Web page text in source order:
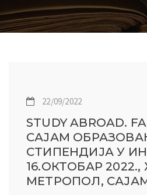
22/09/2022
STUDY ABROAD.
САЈАМ
СТИПЕНДИЈА У
16.ОКТОБАР 2022.,
МЕТРОПОЛ, САЈАМ